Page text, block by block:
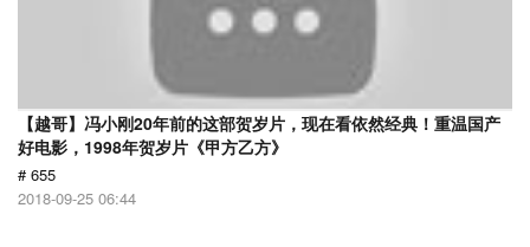
【越哥】冯小刚20年前的这部贺岁片，现在看依然经典！重温国产
好电影，1998年贺岁片《甲方乙方》
# 655
2018-09-25 06:44